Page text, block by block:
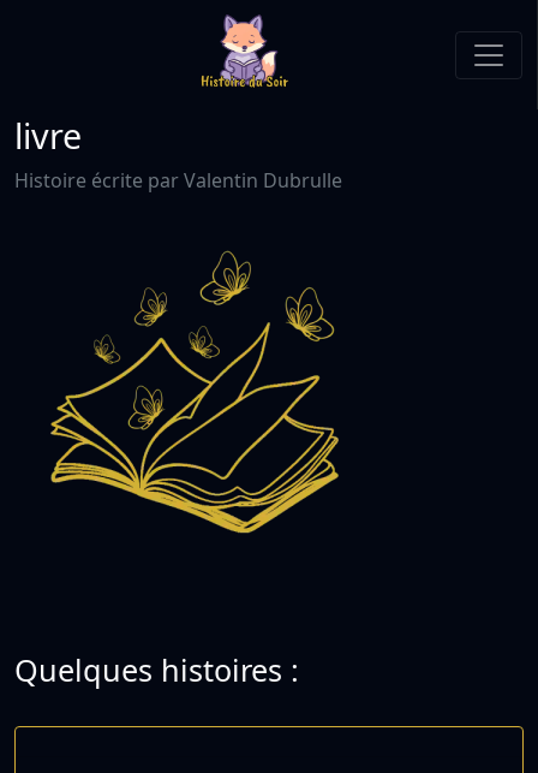
livre
Histoire écrite par Valentin Dubrulle
Quelques histoires :